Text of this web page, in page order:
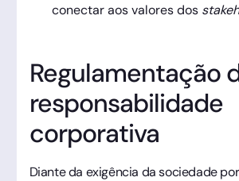
conectar aos valores dos
Regulamentação
responsabilidade
corporativa
Diante da exigência da sociedade